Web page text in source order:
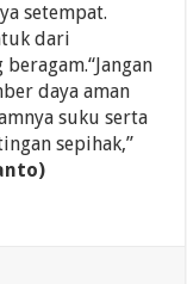
setempat.
dari
daya aman
suku serta
sepihak,”